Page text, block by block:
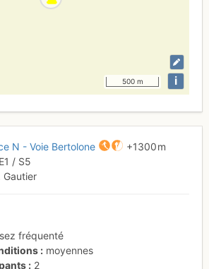
500 m i
N - Voie Bertolone
+1300 m
E1 / S5
Gautier
fréquenté
moyennes
2